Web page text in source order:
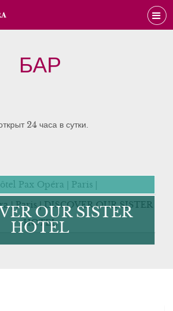
БАР
24 часа в сутки.
OUR SISTER
HOTEL